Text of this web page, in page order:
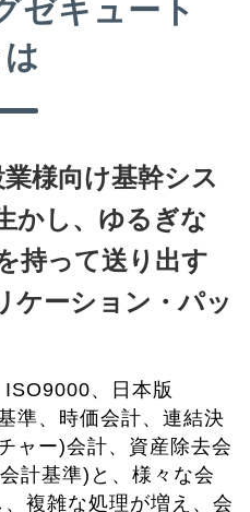
ゼキュート
様向け基幹シス
かし、ゆるぎな
持って送り出す
ケーション・パッ
、日本版
準、時価会計、連結決
ャー)会計、資産除去会
計基準)と、様々な会
複雑な処理が増え、会